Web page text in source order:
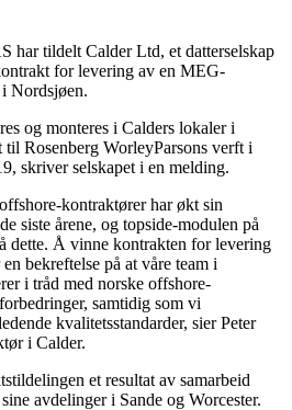
har tildelt Calder Ltd, et datterselskap
for levering av en MEG-
Nordsjøen.
og monteres i Calders lokaler i
Rosenberg WorleyParsons verft i
skriver selskapet i en melding.
kontraktører har økt sin
siste årene, og topside-modulen på
dette. Å vinne kontrakten for levering
bekreftelse på at våre team i
i tråd med norske offshore-
samtidig som vi
kvalitetsstandarder, sier Peter
i Calder.
et resultat av samarbeid
avdelinger i Sande og Worcester.